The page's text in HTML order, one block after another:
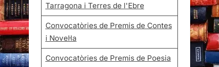
Tarragona i Terres de l'Ebre
Convocatòries de Premis de Contes
i Novel·la
Convocatòries de Premis de Poesia